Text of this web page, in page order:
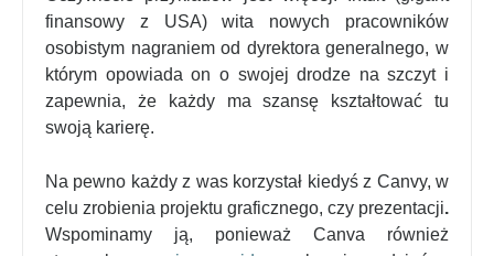
finansowy z USA) wita nowych pracowników
osobistym nagraniem od dyrektora generalnego, w
którym opowiada on o swojej drodze na szczyt i
zapewnia, że każdy ma szansę kształtować tu
swoją karierę​.
Na pewno każdy z was korzystał kiedyś z Canvy, w
celu zrobienia projektu graficznego, czy prezentacji.
Wspominamy ją, ponieważ Canva również